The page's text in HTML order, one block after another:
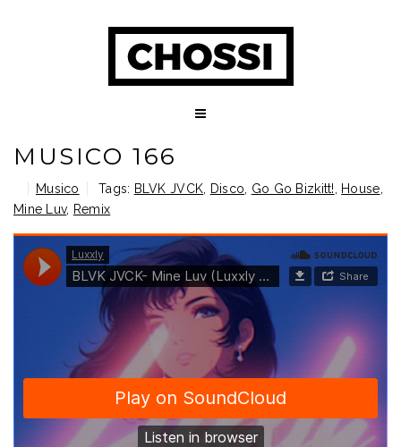
MUSICO 166
Musico Tags: BLVK JVCK Disco Go Go Bizkitt! House
Mine Luv, Remix